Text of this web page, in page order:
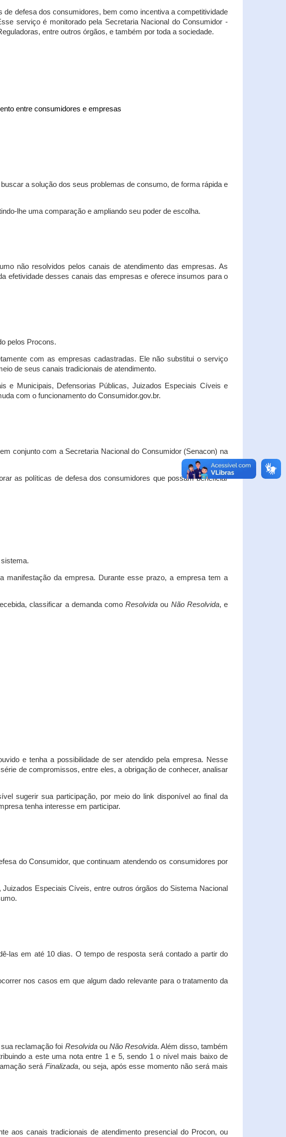
defesa dos consumidores, bem como incentiva a competitividade
serviço é monitorado pela Secretaria Nacional do Consumidor -
entre outros órgãos, e também por toda a sociedade.
entre consumidores e empresas
a solução dos seus problemas de consumo, de forma rápida e
lhe uma comparação e ampliando seu poder de escolha.
não resolvidos pelos canais de atendimento das empresas. As
efetividade desses canais das empresas e oferece insumos para o
pelos Procons.
com as empresas cadastradas. Ele não substitui o serviço
de seus canais tradicionais de atendimento.
e Municipais, Defensorias Públicas, Juizados Especiais Cíveis e
com o funcionamento do Consumidor.gov.br.
conjunto com a Secretaria Nacional do Consumidor (Senacon) na
as políticas de defesa dos consumidores que possam beneficiar
da empresa. Durante esse prazo, a empresa tem a
classificar a demanda comoResolvida ou Não Resolvida, e
e tenha a possibilidade de ser atendido pela empresa. Nesse
de compromissos, entre eles, a obrigação de conhecer, analisar
sugerir sua participação, por meio do link disponível ao final da
tenha interesse em participar.
do Consumidor, que continuam atendendo os consumidores por
Especiais Cíveis, entre outros órgãos do Sistema Nacional
las em até 10 dias. O tempo de resposta será contado a partir do
nos casos em que algum dado relevante para o tratamento da
reclamação foi Resolvidaou Não Resolvida. Além disso, também
a este uma nota entre 1 e 5, sendo 1 o nível mais baixo de
será Finalizada, ou seja, após esse momento não será mais
aos canais tradicionais de atendimento presencial do Procon, ou